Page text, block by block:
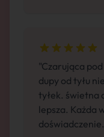
"Czarująca
dupy od tyłu
tyłek. świetna
lepsza. Każda